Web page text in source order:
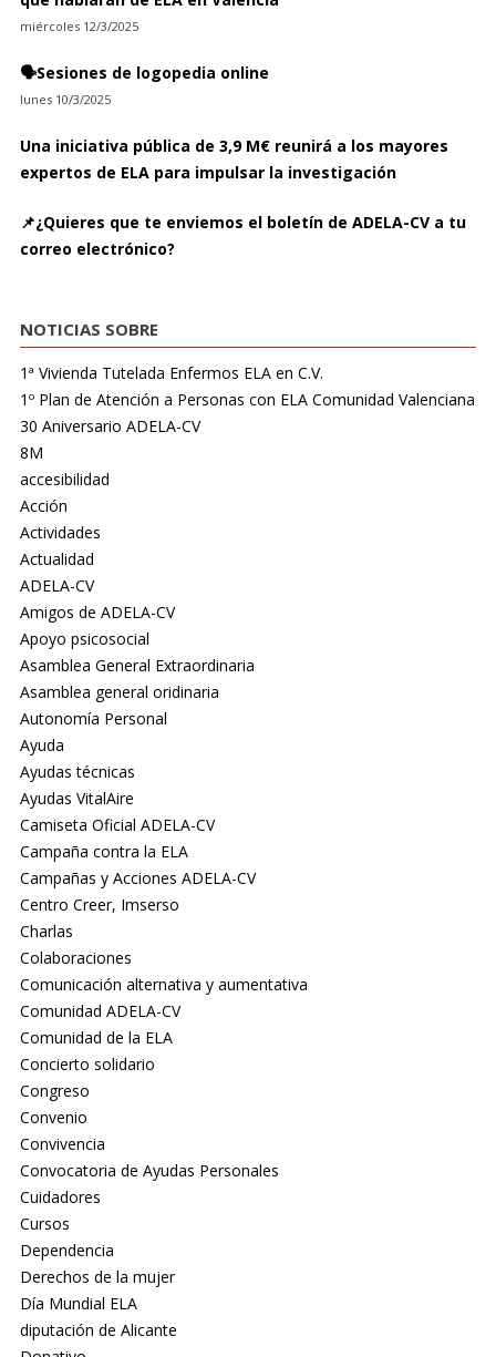
miércoles 12/3/2025
🗣️Sesiones de logopedia online
lunes 10/3/2025
Una iniciativa pública de 3,9 M€ reunirá a los mayores
expertos de ELA para impulsar la investigación
📌¿Quieres que te enviemos el boletín de ADELA-CV a tu
correo electrónico?
NOTICIAS SOBRE
1ª Vivienda Tutelada Enfermos ELA en C.V.
1º Plan de Atención a Personas con ELA Comunidad Valenciana
30 Aniversario ADELA-CV
8M
accesibilidad
Acción
Actividades
Actualidad
ADELA-CV
Amigos de ADELA-CV
Apoyo psicosocial
Asamblea General Extraordinaria
Asamblea general oridinaria
Autonomía Personal
Ayuda
Ayudas técnicas
Ayudas VitalAire
Camiseta Oficial ADELA-CV
Campaña contra la ELA
Campañas y Acciones ADELA-CV
Centro Creer, Imserso
Charlas
Colaboraciones
Comunicación alternativa y aumentativa
Comunidad ADELA-CV
Comunidad de la ELA
Concierto solidario
Congreso
Convenio
Convivencia
Convocatoria de Ayudas Personales
Cuidadores
Cursos
Dependencia
Derechos de la mujer
Día Mundial ELA
diputación de Alicante